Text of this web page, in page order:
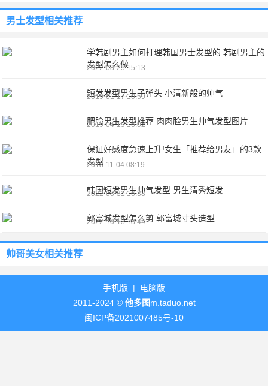
男士发型相关推荐
学韩剧男主如何打理韩国男士发型的 韩剧男主的
发型怎么做
2022-08-25 15:13
短发发型男生子弹头 小清新般的帅气
2019-01-17 10:59
肥脸男生发型推荐 肉肉脸男生帅气发型图片
2019-04-19 16:02
保证好感度急速上升!女生「推荐给男友」的3款
发型
2018-11-04 08:19
韩国短发男生帅气发型 男生清秀短发
2022-08-31 16:38
郭富城发型怎么剪 郭富城寸头造型
2022-10-13 18:44
帅哥美女相关推荐
手机版 | 电脑版
2011-2024 © 他多图m.taduo.net
闽ICP备2021007485号-10